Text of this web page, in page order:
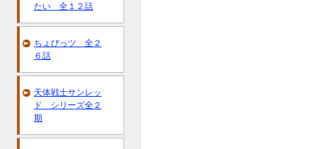
たい 全１２話
ちょびっツ 全２
６話
天体戦士サンレッ
ド シリーズ全２
期